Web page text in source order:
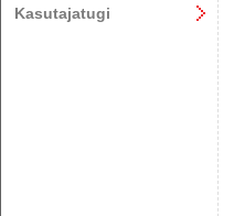
Kasutajatugi